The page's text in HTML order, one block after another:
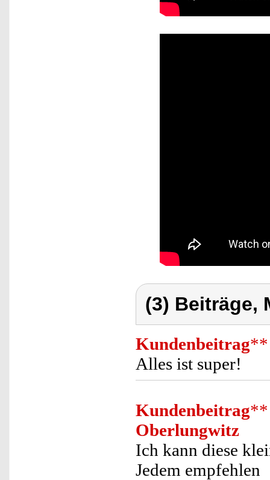
(3) Beiträge,
Kundenbeitrag**
Alles ist super!
Kundenbeitrag**
Oberlungwitz
Ich kann diese
Jedem empfehlen